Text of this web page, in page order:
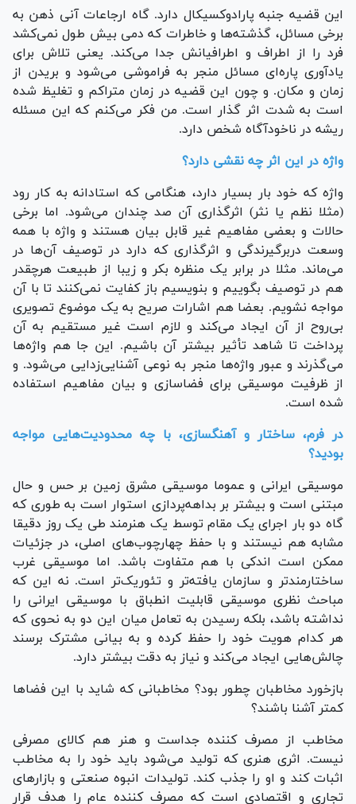
این قضیه جنبه پارادوکسیکال دارد. گاه ارجاعات آنی ذهن به
برخی مسائل، گذشته‌ها و خاطرات که دمی بیش طول نمی‌کشد
فرد را از اطراف و اطرافیانش جدا می‌کند. یعنی تلاش برای
یادآوری پاره‌ای مسائل منجر به فراموشی می‌شود و بریدن از
زمان و مکان. و چون این قضیه در زمان متراکم و تغلیظ شده
است به شدت اثر گذار است. من فکر می‌کنم که این مسئله
ریشه در ناخودآگاه شخص دارد.
واژه در این اثر چه نقشی دارد؟
واژه که خود بار بسیار دارد، هنگامی که استادانه به کار رود
(مثلا نظم یا نثر) اثرگذاری آن صد چندان می‌شود. اما برخی
حالات و بعضی مفاهیم غیر قابل بیان هستند و واژه با همه
وسعت دربرگیرندگی و اثرگذاری که دارد در توصیف آن‌ها در
می‌ماند. مثلا در برابر یک منظره بکر و زیبا از طبیعت هرچقدر
هم در توصیف بگوییم و بنویسیم باز کفایت نمی‌کنند تا با آن
مواجه نشویم. بعضا هم اشارات صریح به یک موضوع تصویری
بی‌روح از آن ایجاد می‌کند و لازم است غیر مستقیم به آن
پرداخت تا شاهد تأثیر بیشتر آن باشیم. این جا هم واژه‌ها
می‌گذرند و عبور واژه‌ها منجر به نوعی آشنایی‌زدایی می‌شود. و
از ظرفیت موسیقی برای فضاسازی و بیان مفاهیم استفاده
شده است.
در فرم، ساختار و آهنگسازی، با چه محدودیت‌هایی مواجه
بودید؟
موسیقی ایرانی و عموما موسیقی مشرق زمین بر حس و حال
مبتنی است و بیشتر بر بداهه‌پردازی استوار است به طوری که
گاه دو بار اجرای یک مقام توسط یک هنرمند طی یک روز دقیقا
مشابه هم نیستند و با حفظ چهارچوب‌های اصلی، در جزئیات
ممکن است اندکی با هم متفاوت باشد. اما موسیقی غرب
ساختارمندتر و سازمان یافته‌تر و تئوریک‌تر است. نه این که
مباحث نظری موسیقی قابلیت انطباق با موسیقی ایرانی را
نداشته باشد، بلکه رسیدن به تعامل میان این دو به نحوی که
هر کدام هویت خود را حفظ کرده و به بیانی مشترک برسند
چالش‌هایی ایجاد می‌کند و نیاز به دقت بیشتر دارد.
بازخورد مخاطبان چطور بود؟ مخاطبانی که شاید با این فضاها
کمتر آشنا باشند؟
مخاطب از مصرف کننده جداست و هنر هم کالای مصرفی
نیست. اثری هنری که تولید می‌شود باید خود را به مخاطب
اثبات کند و او را جذب کند. تولیدات انبوه صنعتی و بازارهای
تجاری و اقتصادی است که مصرف کننده عام را هدف قرار